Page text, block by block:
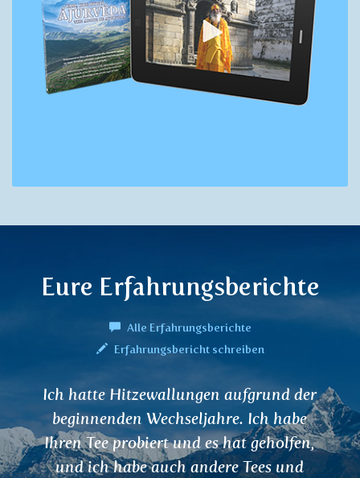
Eure Erfahrungsberichte
Alle Erfahrungsberichte
Erfahrungsbericht schreiben
Ich habe viele Teesorten von
Ayurveda probiert. Ich bin sehr
Vielleicht auch, weil ich Nepal
zweimal besucht und einiges